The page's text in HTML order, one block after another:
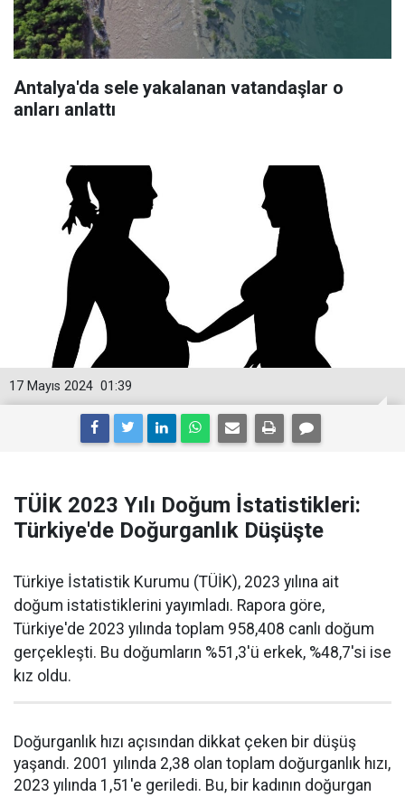
Antalya'da sele yakalanan vatandaşlar o
anları anlattı
01:39
17 Mayıs 2024
TÜİK 2023 Yılı Doğum İstatistikleri:
Türkiye'de Doğurganlık Düşüşte
Türkiye İstatistik Kurumu (TÜİK), 2023 yılına ait
doğum istatistiklerini yayımladı. Rapora göre,
Türkiye'de 2023 yılında toplam 958,408 canlı doğum
gerçekleşti. Bu doğumların %51,3'ü erkek, %48,7'si ise
kız oldu.
Doğurganlık hızı açısından dikkat çeken bir düşüş
yaşandı. 2001 yılında 2,38 olan toplam doğurganlık hızı,
2023 yılında 1,51'e geriledi. Bu, bir kadının doğurgan